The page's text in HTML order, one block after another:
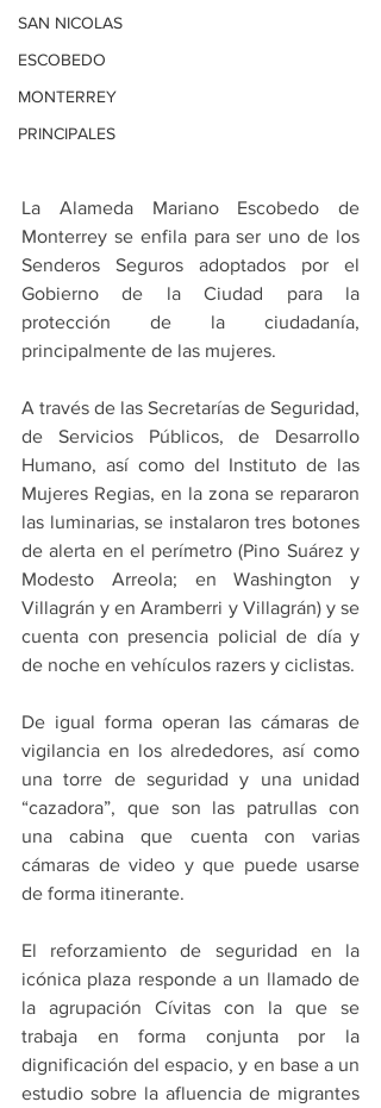
SAN NICOLAS
ESCOBEDO
MONTERREY
PRINCIPALES
La Alameda Mariano Escobedo de
Monterrey se enfila para ser uno de los
Senderos Seguros adoptados por el
Gobierno de la Ciudad para la
protección de la ciudadanía,
principalmente de las mujeres.
A través de las Secretarías de Seguridad,
de Servicios Públicos, de Desarrollo
Humano, así como del Instituto de las
Mujeres Regias, en la zona se repararon
las luminarias, se instalaron tres botones
de alerta en el perímetro (Pino Suárez y
Modesto Arreola; en Washington y
Villagrán y en Aramberri y Villagrán) y se
cuenta con presencia policial de día y
de noche en vehículos razers y ciclistas.
De igual forma operan las cámaras de
vigilancia en los alrededores, así como
una torre de seguridad y una unidad
“cazadora”, que son las patrullas con
una cabina que cuenta con varias
cámaras de video y que puede usarse
de forma itinerante.
El reforzamiento de seguridad en la
icónica plaza responde a un llamado de
la agrupación Cívitas con la que se
trabaja en forma conjunta por la
dignificación del espacio, y en base a un
estudio sobre la afluencia de migrantes